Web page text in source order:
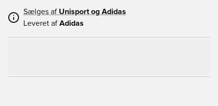
Sælges af Unisport og Adidas
Leveret af Adidas